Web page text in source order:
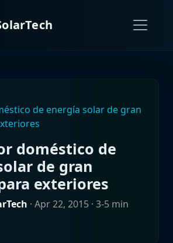
de energía solar de gran
doméstico de
de gran
exteriores
· Apr 22, 2015 · 3-5 min